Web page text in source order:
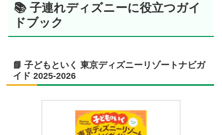
📚 子連れディズニーに役立つガイ
ドブック
📘 子どもといく 東京ディズニーリゾートナビガ
イド 2025-2026